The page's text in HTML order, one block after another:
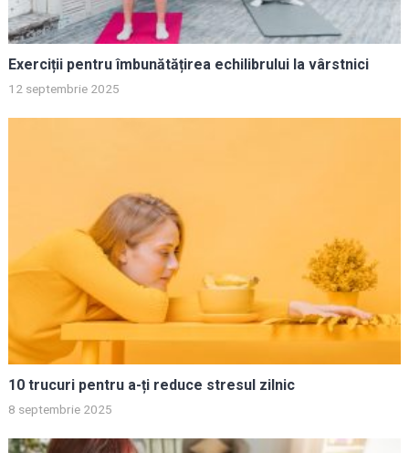
Exerciții pentru îmbunătățirea echilibrului la vârstnici
12 septembrie 2025
10 trucuri pentru a-ți reduce stresul zilnic
8 septembrie 2025